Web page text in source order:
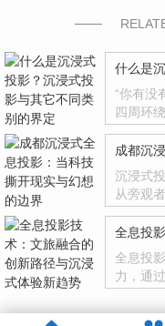
“你有没
四周环
沉浸式
从旁观
全息投
力，通